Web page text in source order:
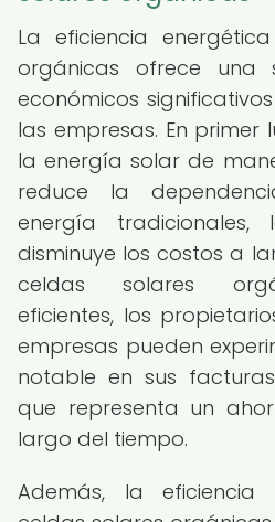
La eficiencia
orgánicas ofrece una
económicos
las empresas. En
la energía solar de
reduce la
energía
disminuye los costos a
celdas solares
eficientes, los
empresas pueden
notable en sus
que representa un
largo del tiempo.
Además, la